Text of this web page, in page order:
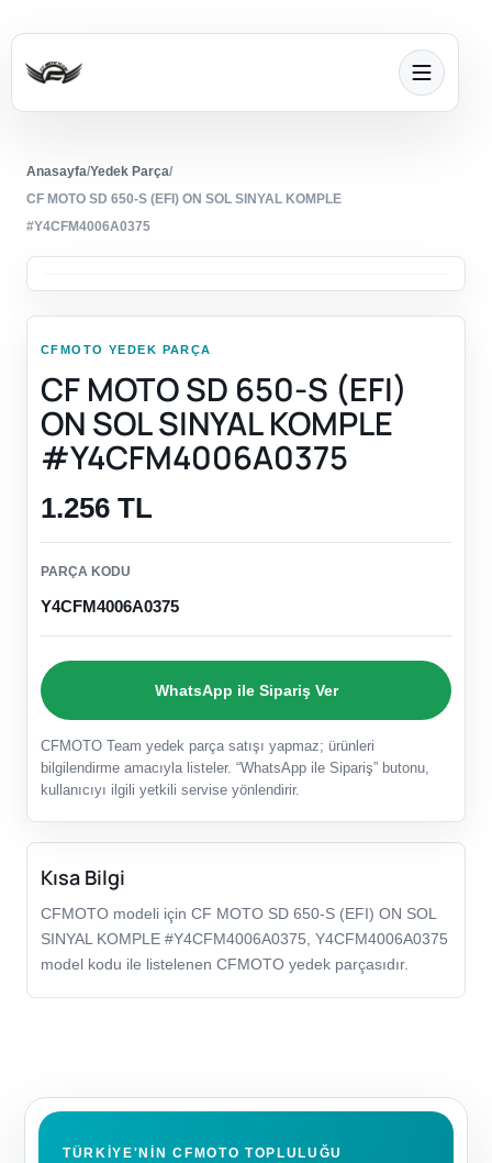
Anasayfa/Yedek Parça/
CF MOTO SD 650-S (EFI) ON SOL SINYAL KOMPLE
#Y4CFM4006A0375
CFMOTO YEDEK PARÇA
CF MOTO SD 650-S (EFI)
ON SOL SINYAL KOMPLE
#Y4CFM4006A0375
1.256 TL
PARÇA KODU
Y4CFM4006A0375
WhatsApp ile Sipariş Ver
CFMOTO Team yedek parça satışı yapmaz; ürünleri
bilgilendirme amacıyla listeler. “WhatsApp ile Sipariş” butonu,
kullanıcıyı ilgili yetkili servise yönlendirir.
Kısa Bilgi
CFMOTO modeli için CF MOTO SD 650-S (EFI) ON SOL
SINYAL KOMPLE #Y4CFM4006A0375, Y4CFM4006A0375
model kodu ile listelenen CFMOTO yedek parçasıdır.
TÜRKIYE'NIN CFMOTO TOPLULUĞU